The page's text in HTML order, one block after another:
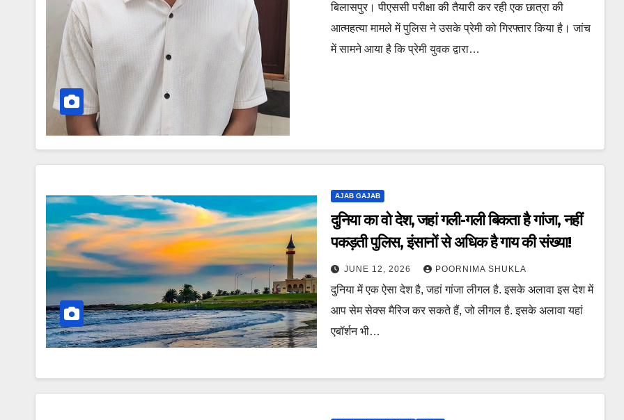
बिलासपुर। पीएससी परीक्षा की तैयारी कर रही एक छात्रा की
आत्महत्या मामले में पुलिस ने उसके प्रेमी को गिरफ्तार किया है। जांच
में सामने आया है कि प्रेमी युवक द्वारा…
AJAB GAJAB
दुनिया का वो देश, जहां गली-गली बिकता है गांजा, नहीं
पकड़ती पुलिस, इंसानों से अधिक है गाय की संख्या!
JUNE 12, 2026 POORNIMA SHUKLA
दुनिया में एक ऐसा देश है, जहां गांजा लीगल है. इसके अलावा इस देश में
आप सेम सेक्स मैरिज कर सकते हैं, जो लीगल है. इसके अलावा यहां
एबॉर्शन भी…